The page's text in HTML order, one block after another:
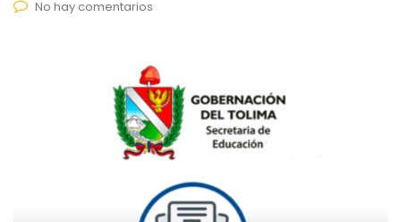
No hay comentarios